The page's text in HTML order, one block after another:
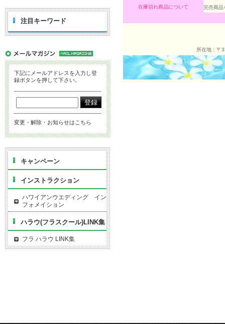
在庫切れ商品について
完売商品
所在地：〒
注目キーワード
下記にメールアドレスを入力し登
録ボタンを押して下さい。
変更・解除・お知らせはこちら
キャンペーン
インストラクション
ハワイアンウエディング イン
フォメイション
ハラウ(フラスクール)LINK集
フラ ハラウ LINK集